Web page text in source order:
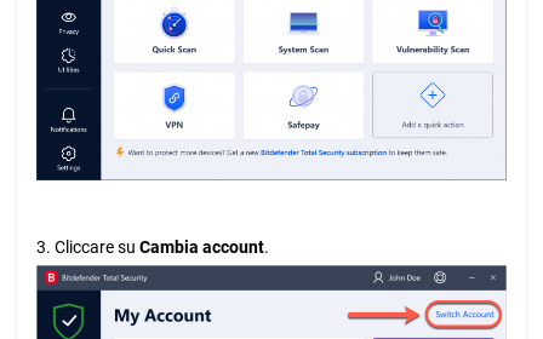
3. Cliccare su Cambia account.